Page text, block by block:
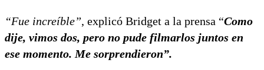
“Fue increíble”, explicó Bridget a la prensa “Como
dije, vimos dos, pero no pude filmarlos juntos en
ese momento. Me sorprendieron”.